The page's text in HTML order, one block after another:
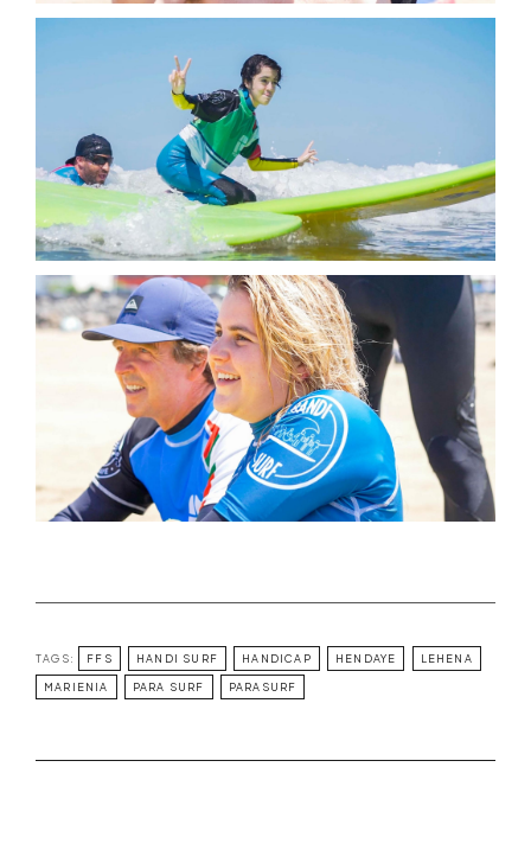
TAGS: FFS HANDI SURF HANDICAP HENDAYE LEHENA
MARIENIA PARA SURF PARASURF